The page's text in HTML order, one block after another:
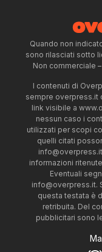
Quando non
sono rilasciati sotto
Non commerciale
I contenuti di
sempre overpress.it
link visibile a
nessun caso i
utilizzati per scopi
quelli citati
info@overpress.it
informazioni
Eventuali
info@overpress.it.
questa testata è
retribuita. Del
pubblicitari sono